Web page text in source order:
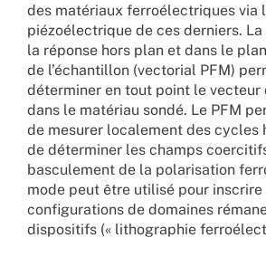
des matériaux ferroélectriques via
piézoélectrique de ces derniers.
la réponse hors plan et dans le
de l’échantillon (vectorial PFM)
déterminer en tout point le vecteur
dans le matériau sondé. Le PFM
de mesurer localement des cycles
de déterminer les champs
basculement de la polarisation
mode peut être utilisé pour inscrire
configurations de domaines
dispositifs (« lithographie